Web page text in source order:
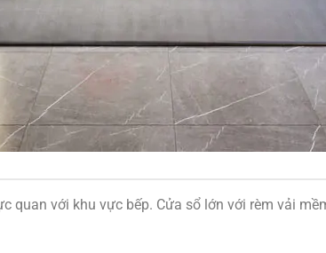
quan với khu vực bếp. Cửa sổ lớn với rèm vải